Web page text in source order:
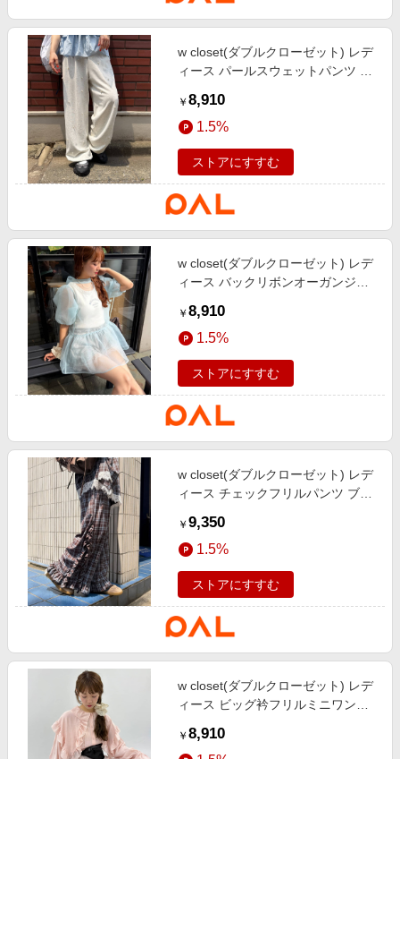
w closet(ダブルクローゼット) レデ
ィース パールスウェットパンツ ア
￥ 8,910
1.5%
ストアにすすむ
w closet(ダブルクローゼット) レデ
ィース バックリボンオーガンジー
￥ 8,910
1.5%
ストアにすすむ
w closet(ダブルクローゼット) レデ
ィース チェックフリルパンツ ブル
￥ 9,350
1.5%
ストアにすすむ
w closet(ダブルクローゼット) レデ
ィース ビッグ衿フリルミニワンピ
￥ 8,910
1.5%